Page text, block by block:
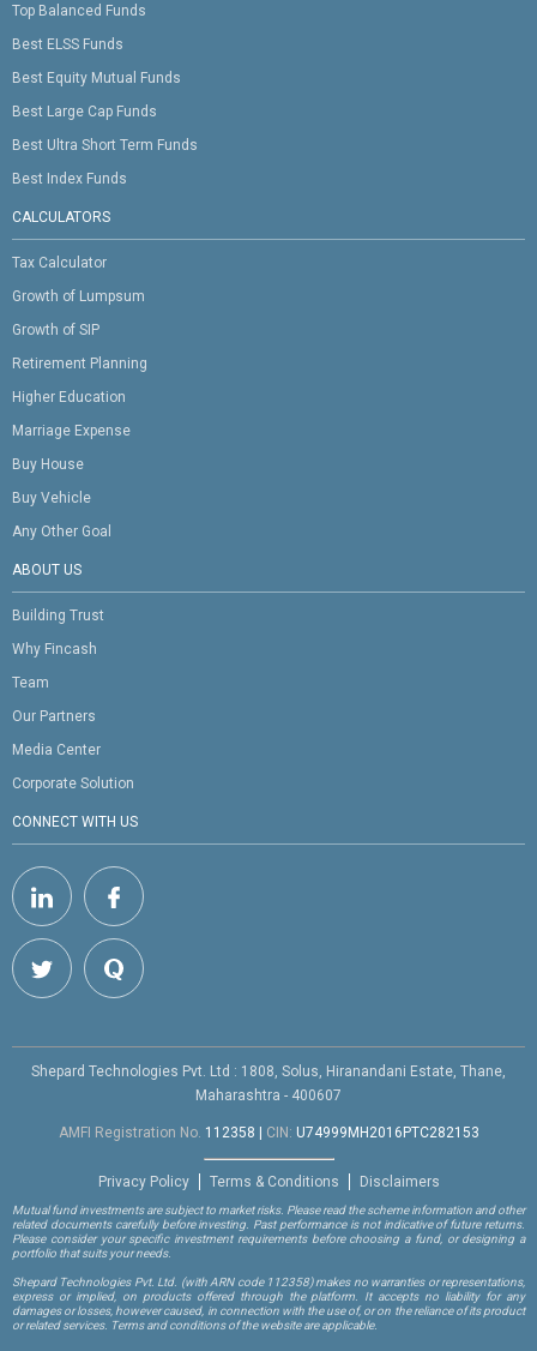
Top Balanced Funds
Best ELSS Funds
Best Equity Mutual Funds
Best Large Cap Funds
Best Ultra Short Term Funds
Best Index Funds
CALCULATORS
Tax Calculator
Growth of Lumpsum
Growth of SIP
Retirement Planning
Higher Education
Marriage Expense
Buy House
Buy Vehicle
Any Other Goal
ABOUT US
Building Trust
Why Fincash
Team
Our Partners
Media Center
Corporate Solution
CONNECT WITH US
Shepard Technologies Pvt. Ltd : 1808, Solus, Hiranandani Estate, Thane,
Maharashtra - 400607
AMFI Registration No. 112358 | CIN: U74999MH2016PTC282153
Privacy Policy Terms & Conditions Disclaimers
Mutual fund investments are subject to market risks. Please read the scheme information and other
related documents carefully before investing. Past performance is not indicative of future returns.
Please consider your specific investment requirements before choosing a fund, or designing a
portfolio that suits your needs.
Shepard Technologies Pvt. Ltd. (with ARN code 112358)makes no warranties or representations,
express or implied, on products offered through the platform. It accepts no liability for any
damages or losses, however caused, in connection with the use of, or on the reliance of its product
or related services. Terms and conditions of the website are applicable.